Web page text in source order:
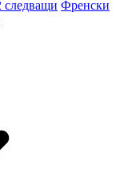
следващи Френски